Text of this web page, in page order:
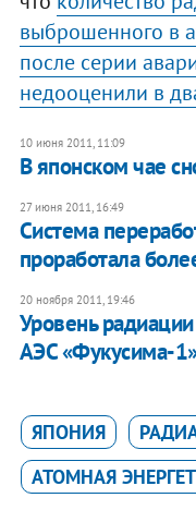
выброшенного в
после серии
недооценили в
10 июня 2011, 11:09
В японском чае
27 июня 2011, 16:49
Система
проработала
20 ноября 2011, 19:46
Уровень
АЭС «Фукусима-
ЯПОНИЯ
АТОМНАЯ